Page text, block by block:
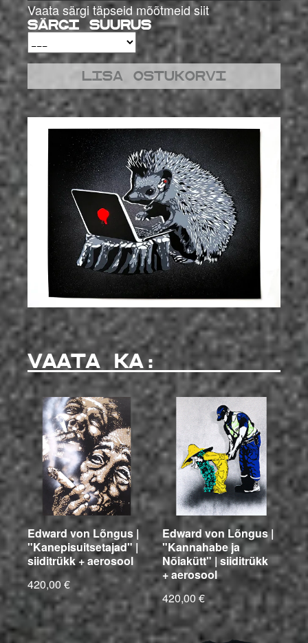
Vaata särgi täpseid mõõtmeid siit
Särgi suurus
Lisa ostukorvi
VAATA KA:
Edward von Lõngus |
"Kanepisuitsetajad" |
siiditrükk + aerosool
420,00 €
Edward von Lõngus |
"Kannahabe ja
Nõiakütt" | siiditrükk
+ aerosool
420,00 €